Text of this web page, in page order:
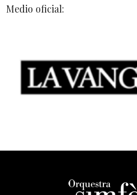
Medio oficial: